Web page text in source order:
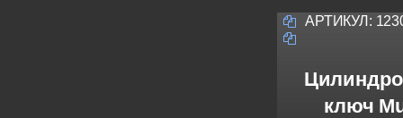
АРТИКУЛ:
ключ